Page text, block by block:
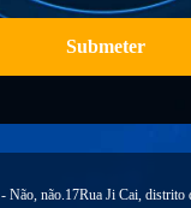
Submeter
- Não, não.17Rua Ji Cai, distrito